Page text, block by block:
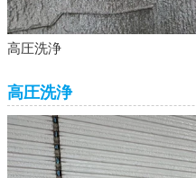
高圧洗浄
高圧洗浄